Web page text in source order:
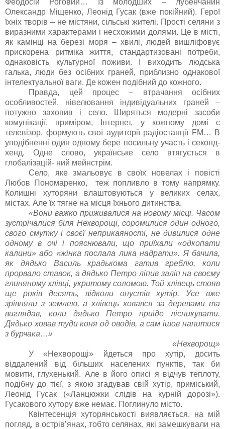
Олександр Міщенко, Леонід Гусак (вже покійний). Герої
їхніх творів – не містяни, сільські жителі. Прості селяни з
виразними характерами і несхожими долями. Це в місті,
як камінці на березі моря – хвилі, людей вишліфовує
прискорена ритміка життя, стандартизовані потреби,
однаковість культурної поживи. І виходить людська
галька, люди без осібних граней, приблизно однакової
інтелектуальної ваги. Де кожен подібний до кожного.
Правда, цей процес – втрачання осібних
особливостей, нівелювання індивідуальних граней –
потужно захопив і село. Ширяться модерні засоби
комунікації, приміром, Інтернет, у кожному домі є
телевізор, формують свої аудиторії радіостанції FM… В
уподібненні один одному бере посильну участь і секонд-
хенд. Одне слово, українське село втягується в
глобалізацій- ний мейнстрім.
Село, яке змальовує в своїх новелах і повісті
Любов Пономаренко, теж попливло в тому напрямку.
Колишні хуторяни влаштовуються у великих селах,
містах. Але їх тягне на місця їхнього дитинства.
«Вони важко приживалися на новому місці. Часом
зустрічалися біля Нехворощі, соромилися один одного,
свого смутку і своєї неприкаяності, не дивилися одне
одному в очі і пояснювали, що приїхали «одкопати
калини» або «жінка послала лика надрати». Я бачила,
як дядько Василь крадькома гатив греблю, коли
прорвало ставок, а дядько Петро ліпив заліп на своєму
глиняному хлівці, укритому соломою. Той хлівець стояв
ще років десять, відколи опустів хутір. Усе вже
зрівняли з землею, а хлівець ховався за деревами та
виглядав, коли дядько Петро приїде лісникувати.
Дядько ховав туди коня од оводів, а сам ішов напитися
з бурчака…»
«Нехворощ»
У «Нехворощі» йдеться про хутір, досить
віддалений від більших населених пунктів, так би
мовити, глухенький. Але в його описі я відчув теплоту,
подібну до тієї, з якою згадував свій хутір, приміський,
Леонід Гусак («Ланцюжки слідів на курній дорозі»).
Гусакового хутору вже немає. Поглинуло місто.
Квінтесенція хуторянськості виявляється, на мій
погляд, в острів’янах, тобто селянах, які замешкували на